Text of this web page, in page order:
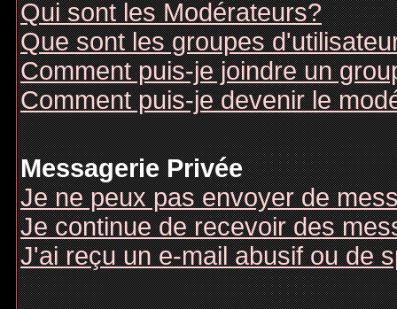
Qui sont les Modérateurs?
Que sont les groupes
Comment puis-je joindre un
Comment puis-je devenir le
Messagerie Privée
Je ne peux pas envoyer de
Je continue de recevoir des
J'ai reçu un e-mail abusif ou de